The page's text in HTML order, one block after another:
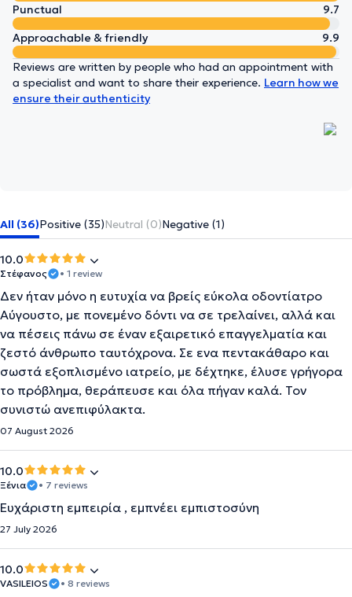
Punctual
9.7
Approachable & friendly
9.9
Reviews are written by people who had an appointment with
a specialist and want to share their experience. Learn how we
ensure their authenticity
All (36)Positive (35)Neutral (0)Negative (1)
10.0
Στέφανος • 1 review
Δεν ήταν μόνο η ευτυχία να βρείς εύκολα οδοντίατρο
Αύγουστο, με πονεμένο δόντι να σε τρελαίνει, αλλά και
να πέσεις πάνω σε έναν εξαιρετικό επαγγελματία και
ζεστό άνθρωπο ταυτόχρονα. Σε ενα πεντακάθαρο και
σωστά εξοπλισμένο ιατρείο, με δέχτηκε, έλυσε γρήγορα
το πρόβλημα, θεράπευσε και όλα πήγαν καλά. Τον
συνιστώ ανεπιφύλακτα.
07 August 2026
10.0
Ξένια • 7 reviews
Ευχάριστη εμπειρία , εμπνέει εμπιστοσύνη
27 July 2026
10.0
VASILEIOS • 8 reviews